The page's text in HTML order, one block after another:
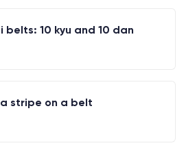
belts: 10 kyu and 10 dan
stripe on a belt